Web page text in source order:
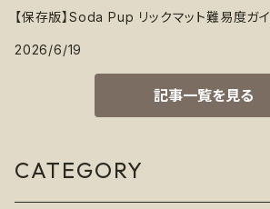
【保存版】Soda Pup リックマット難易度ガ
2026/6/19
記事一覧を見る
CATEGORY